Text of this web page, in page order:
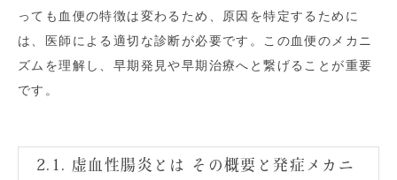
っても血便の特徴は変わるため、原因を特定するために
は、医師による適切な診断が必要です。この血便のメカニ
ズムを理解し、早期発見や早期治療へと繋げることが重要
です。
2.1. 虚血性腸炎とは その概要と発症メカニ